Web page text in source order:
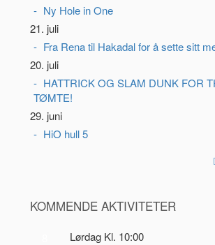
Ny Hole in One
21. juli
Fra Rena til Hakadal for å sette sitt
20. juli
HATTRICK OG SLAM DUNK FOR
TØMTE!
29. juni
HiO hull 5
KOMMENDE AKTIVITETER
Lørdag Kl. 10:00